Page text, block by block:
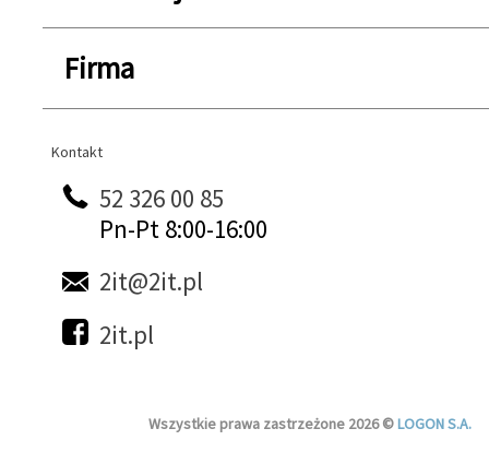
Firma
Kontakt
Kontakt
52 326 00 85
Pn-Pt 8:00-16:00
2it@2it.pl
2it.pl
Wszystkie prawa zastrzeżone 2026 ©LOGON S.A.